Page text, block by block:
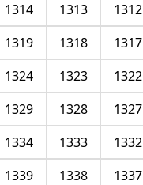
1312
1313
1314
1317
1318
1319
1322
1323
1324
1327
1328
1329
1332
1333
1334
1337
1338
1339